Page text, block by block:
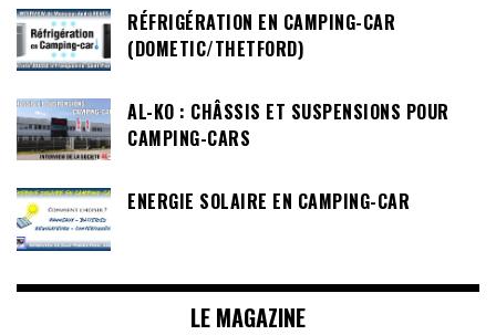
RÉFRIGÉRATION EN CAMPING-CAR
(DOMETIC/THETFORD)
AL-KO : CHÂSSIS ET SUSPENSIONS POUR
CAMPING-CARS
ENERGIE SOLAIRE EN CAMPING-CAR
LE MAGAZINE